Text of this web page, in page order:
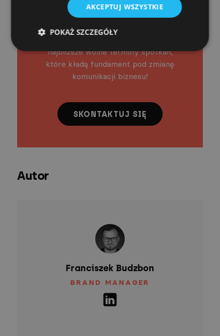
Świetnie się składa. Porozmawiajmy o
szczegółach współpracy z naszym
najbliższe wolne terminy spotkań,
które kładą fundament pod zmianę
komunikacji biznesu!
SKONTAKTUJ SIĘ
Autor
Franciszek Budzbon
BRAND MANAGER
AKCEPTUJ WSZYSTKIE
POKAŻ SZCZEGÓŁY